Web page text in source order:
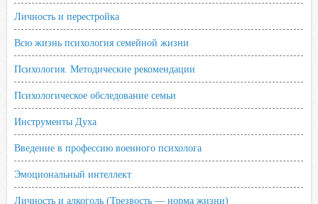
Личность и перестройка
Всю жизнь психология семейной жизни
Психология. Методические рекомендации
Психологическое обследование семьи
Инструменты Духа
Введение в профессию военного психолога
Эмоциональный интеллект
Личность и алкоголь (Трезвость — норма жизни)